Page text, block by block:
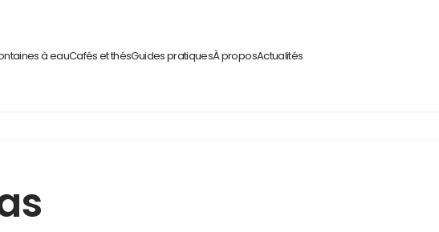
à eauCafés et thésGuides pratiquesÀ proposActualités